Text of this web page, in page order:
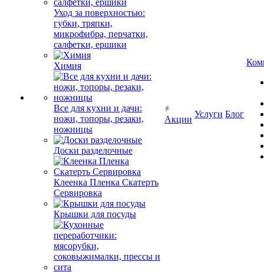
Уход за поверхностью:
губки, тряпки,
микрофибра, перчатки,
салфетки, ершики
Химия
Все для кухни и дачи:
ножи, топоры, резаки,
ножницы
Доски разделочные
Клеенка Пленка Скатерть
Сервировка
Крышки для посуды
Акции
Услуги Блог